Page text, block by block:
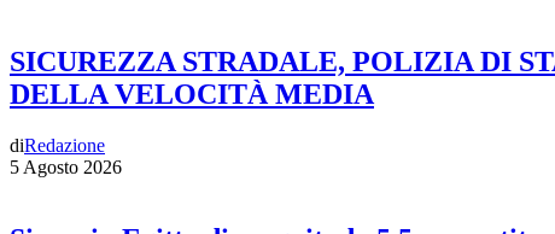
SICUREZZA STRADALE, POLIZIA DI
DELLA VELOCITÀ MEDIA
diRedazione
5 Agosto 2026